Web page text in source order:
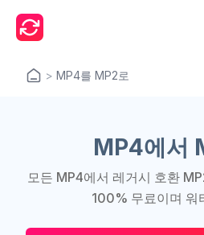
> MP4를 MP2로
MP4에서
모든 MP4에서 레거시 호환
100% 무료이며 워